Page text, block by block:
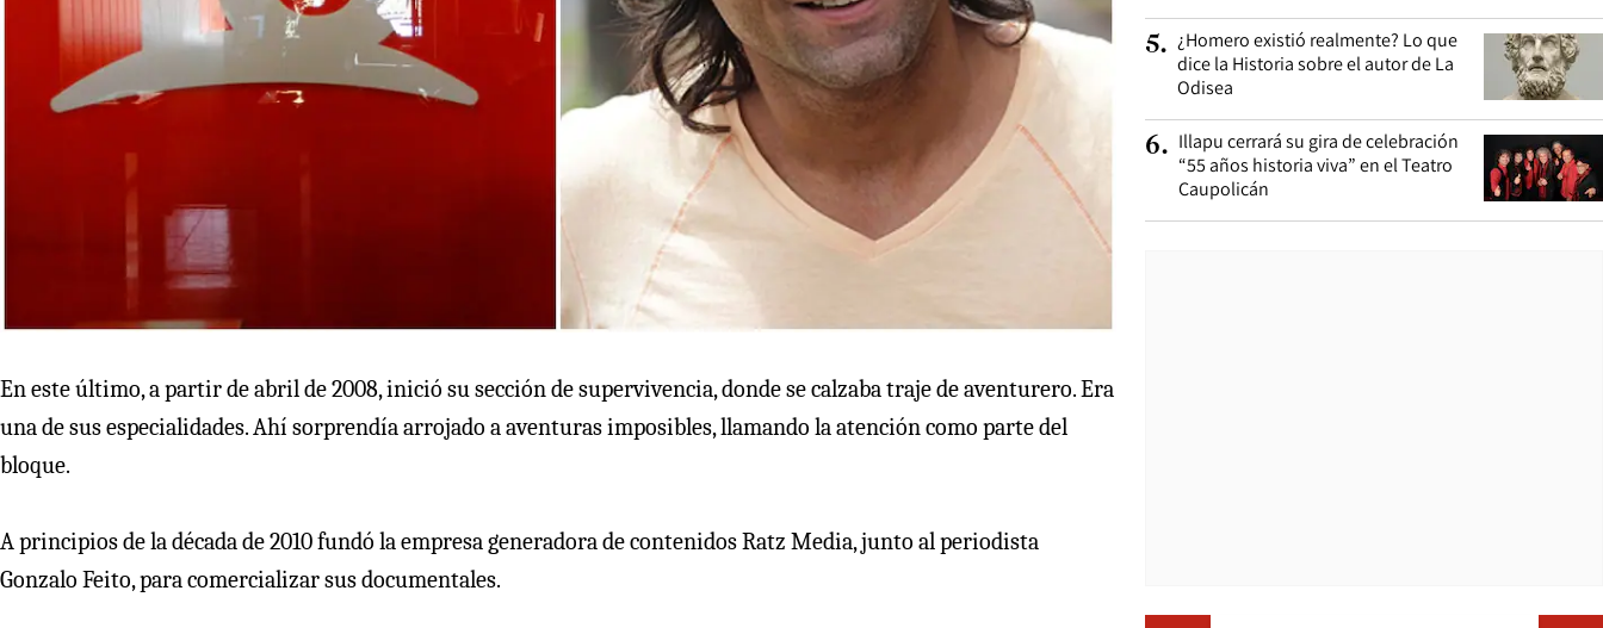
En este último, a partir de abril de 2008, inició su sección de supervivencia, donde se calzaba traje de aventurero. Era
una de sus especialidades. Ahí sorprendía arrojado a aventuras imposibles, llamando la atención como parte del
bloque.
A principios de la década de 2010 fundó la empresa generadora de contenidos Ratz Media, junto al periodista
Gonzalo Feito, para comercializar sus documentales.
5. ¿Homero existió realmente? Lo que
dice la Historia sobre el autor de La
Odisea
6. Illapu cerrará su gira de celebración
“55 años historia viva” en el Teatro
Caupolicán